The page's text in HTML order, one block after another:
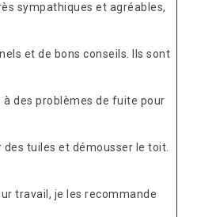
sympathiques et agréables,
et de bons conseils. Ils sont
des problèmes de fuite pour
des tuiles et démousser le toit.
travail, je les recommande